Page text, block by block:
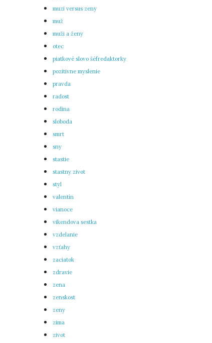
muzi versus zeny
muž
muži a ženy
otec
piatkové slovo šéfredaktorky
pozitivne myslenie
pravda
radost
rodina
sloboda
smrt
sny
stastie
stastny zivot
styl
valentín
vianoce
vikendova sestka
vzdelanie
vzťahy
zaciatok
zdravie
zena
zenskost
zeny
zima
zivot